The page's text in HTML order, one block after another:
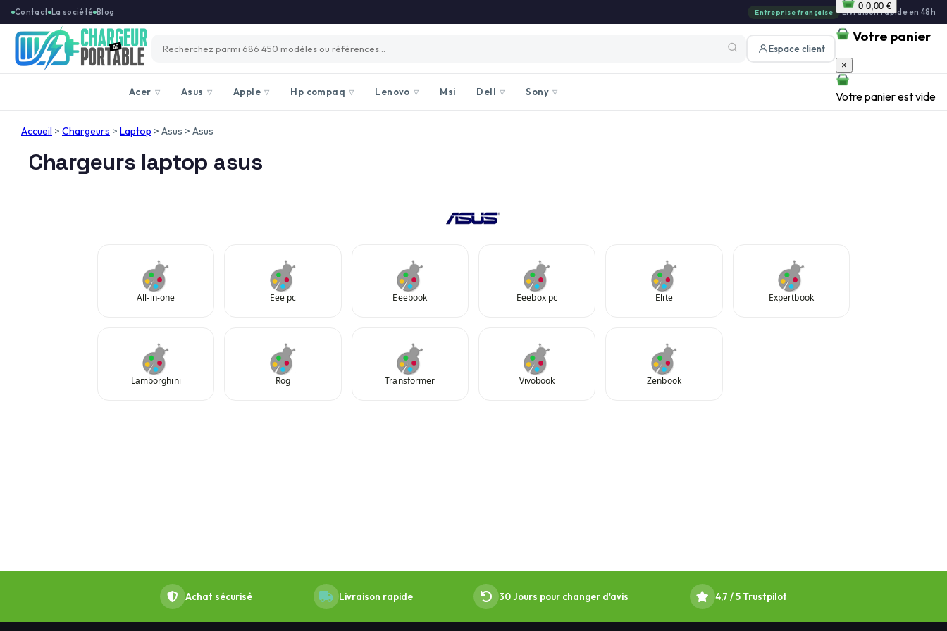
Contact La société Blog Entreprise française |Livraison rapide en 48h
Espace client
0 0,00 €
Votre panier
×
Votre panier est vide
Acer ▽ Asus ▽ Apple ▽ Hp compaq ▽ Lenovo ▽ Msi Dell ▽ Sony ▽
Accueil > Chargeurs > Laptop > Asus > Asus
Chargeurs laptop asus
All-in-one Eee pc Eeebook Eeebox pc Elite Expertbook
Lamborghini Rog Transformer Vivobook Zenbook
Achat sécurisé Livraison rapide 30 Jours pour changer d'avis 4,7 / 5 Trustpilot